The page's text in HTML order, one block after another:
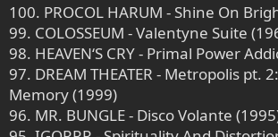
100. PROCOL HARUM - Shine On
99. COLOSSEUM - Valentyne Suite
98. HEAVEN‘S CRY - Primal Power
97. DREAM THEATER - Metropolis pt.
Memory (1999)
96. MR. BUNGLE - Disco Volante